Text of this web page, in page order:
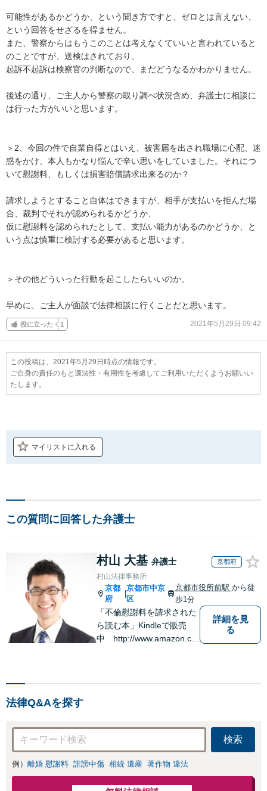
可能性があるかどうか、という聞き方ですと、ゼロとは言えない、
という回答をせざるを得ません。
また、警察からはもうこのことは考えなくていいと言われていると
のことですが、送検はされており、
起訴不起訴は検察官の判断なので、まだどうなるかわかりません。
後述の通り、ご主人から警察の取り調べ状況含め、弁護士に相談に
は行った方がいいと思います。
＞2、今回の件で自業自得とはいえ、被害届を出され職場に心配、迷
惑をかけ、本人もかなり悩んで辛い思いをしていました。それにつ
いて慰謝料、もしくは損害賠償請求出来るのか？
請求しようとすること自体はできますが、相手が支払いを拒んだ場
合、裁判でそれが認められるかどうか、
仮に慰謝料を認められたとして、支払い能力があるのかどうか、と
いう点は慎重に検討する必要があると思います。
＞その他どういった行動を起こしたらいいのか。
早めに、ご主人が面談で法律相談に行くことだと思います。
役に立った 1 2021年5月29日 09:42
この投稿は、2021年5月29日時点の情報です。
ご自身の責任のもと適法性・有用性を考慮してご利用いただくようお願いい
たします。
マイリストに入れる
この質問に回答した弁護士
村山 大基 弁護士 京都府
村山法律事務所
京都
府
|
京都市中京
区
京都市役所前駅 から徒
歩1分
「不倫慰謝料を請求された
ら読む本」Kindleで販売
中 http://www.amazon.co.
詳細を見
る
法律Q&Aを探す
検索
例） 離婚 慰謝料 誹謗中傷 相続 遺産 著作物 違法